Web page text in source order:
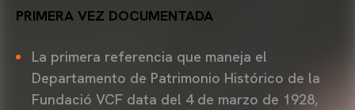
PRIMERA VEZ DOCUMENTADA
La primera referencia que maneja el
Departamento de Patrimonio Histórico de la
Fundació VCF data del 4 de marzo de 1928,